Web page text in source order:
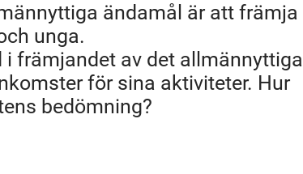
ändamål är att främja
unga.
främjandet av det allmännyttiga
för sina aktiviteter. Hur
bedömning?